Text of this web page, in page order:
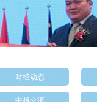
财经动态
中越交流